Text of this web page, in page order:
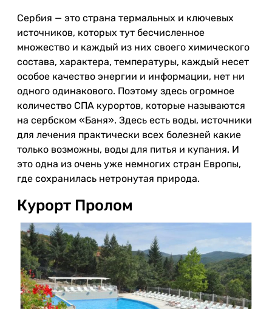
Сербия — это страна термальных и ключевых
источников, которых тут бесчисленное
множество и каждый из них своего химического
состава, характера, температуры, каждый несет
особое качество энергии и информации, нет ни
одного одинакового. Поэтому здесь огромное
количество СПА курортов, которые называются
на сербском «Баня». Здесь есть воды, источники
для лечения практически всех болезней какие
только возможны, воды для питья и купания. И
это одна из очень уже немногих стран Европы,
где сохранилась нетронутая природа.
Курорт Пролом